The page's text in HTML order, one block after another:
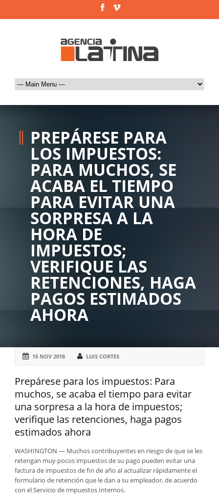
PREPÁRESE PARA
LOS IMPUESTOS:
PARA MUCHOS, SE
ACABA EL TIEMPO
PARA EVITAR UNA
SORPRESA A LA
HORA DE
IMPUESTOS;
VERIFIQUE LAS
RETENCIONES, HAGA
PAGOS ESTIMADOS
AHORA
15 NOV 2018 LUIS CORTES
Prepárese para los impuestos: Para
muchos, se acaba el tiempo para evitar
una sorpresa a la hora de impuestos;
verifique las retenciones, haga pagos
estimados ahora
WASHINGTON — Muchos contribuyentes en riesgo de que se les
retengan muy pocos impuestos de su pago pueden evitar una
factura de impuestos de fin de año al actualizar rápidamente el
formulario de retención que le dan a su empleador, de acuerdo
con el Servicio de Impuestos Internos.